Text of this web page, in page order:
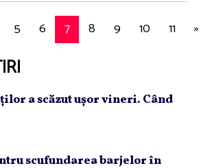
5 6 7 8 9 10 11 »
a scăzut uşor vineri. Când
scufundarea barjelor în